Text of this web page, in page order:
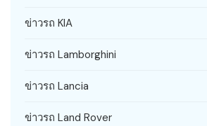
ข่าวรถ KIA
ข่าวรถ Lamborghini
ข่าวรถ Lancia
ข่าวรถ Land Rover